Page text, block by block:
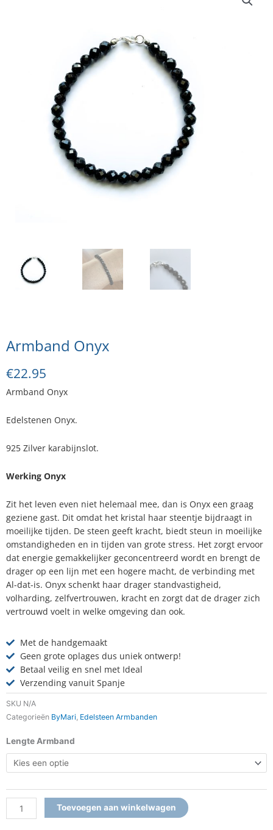
Armband Onyx
€22.95
Armband Onyx
Edelstenen Onyx.
925 Zilver karabijnslot.
Werking Onyx
Zit het leven even niet helemaal mee, dan is Onyx een graag
geziene gast. Dit omdat het kristal haar steentje bijdraagt in
moeilijke tijden. De steen geeft kracht, biedt steun in moeilijke
omstandigheden en in tijden van grote stress. Het zorgt ervoor
dat energie gemakkelijker geconcentreerd wordt en brengt de
drager op een lijn met een hogere macht, de verbinding met
Al-dat-is. Onyx schenkt haar drager standvastigheid,
volharding, zelfvertrouwen, kracht en zorgt dat de drager zich
vertrouwd voelt in welke omgeving dan ook.
Met de handgemaakt
Geen grote oplages dus uniek ontwerp!
Betaal veilig en snel met Ideal
Verzending vanuit Spanje
SKU N/A
Categorieën ByMari Edelsteen Armbanden
Lengte Armband
Armband
Onyx
aantal
Toevoegen aan winkelwagen